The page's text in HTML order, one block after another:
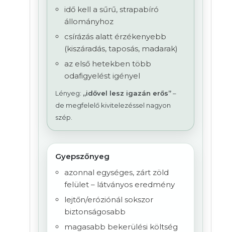
idő kell a sűrű, strapabíró
állományhoz
csírázás alatt érzékenyebb
(kiszáradás, taposás, madarak)
az első hetekben több
odafigyelést igényel
Lényeg: „idővel lesz igazán erős”–
de megfelelő kivitelezéssel nagyon
szép.
Gyepszőnyeg
azonnal egységes, zárt zöld
felület – látványos eredmény
lejtőn/eróziónál sokszor
biztonságosabb
magasabb bekerülési költség